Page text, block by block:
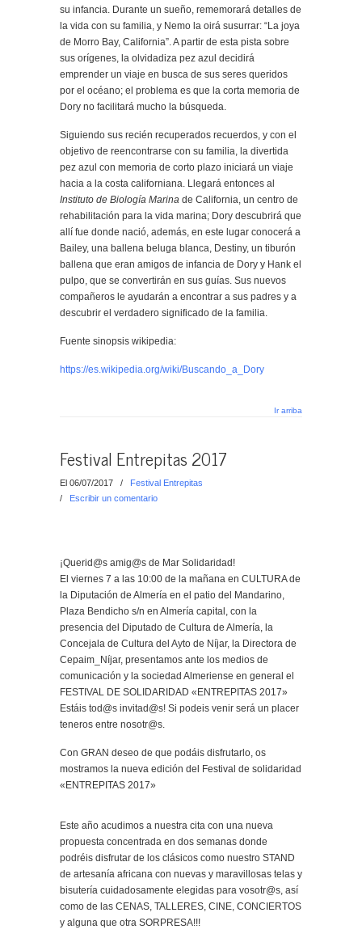
su infancia. Durante un sueño, rememorará detalles de
la vida con su familia, y Nemo la oirá susurrar: “La joya
de Morro Bay, California”. A partir de esta pista sobre
sus orígenes, la olvidadiza pez azul decidirá
emprender un viaje en busca de sus seres queridos
por el océano; el problema es que la corta memoria de
Dory no facilitará mucho la búsqueda.
Siguiendo sus recién recuperados recuerdos, y con el
objetivo de reencontrarse con su familia, la divertida
pez azul con memoria de corto plazo iniciará un viaje
hacia a la costa californiana. Llegará entonces al
Instituto de Biología Marina de California, un centro de
rehabilitación para la vida marina; Dory descubrirá que
allí fue donde nació, además, en este lugar conocerá a
Bailey, una ballena beluga blanca, Destiny, un tiburón
ballena que eran amigos de infancia de Dory y Hank el
pulpo, que se convertirán en sus guías. Sus nuevos
compañeros le ayudarán a encontrar a sus padres y a
descubrir el verdadero significado de la familia.
Fuente sinopsis wikipedia:
https://es.wikipedia.org/wiki/Buscando_a_Dory
Ir arriba
Festival Entrepitas 2017
El 06/07/2017 /
Festival Entrepitas
/ Escribir un comentario
¡Querid@s amig@s de Mar Solidaridad!
El viernes 7 a las 10:00 de la mañana en CULTURA de
la Diputación de Almería en el patio del Mandarino,
Plaza Bendicho s/n en Almería capital, con la
presencia del Diputado de Cultura de Almería, la
Concejala de Cultura del Ayto de Níjar, la Directora de
Cepaim_Níjar, presentamos ante los medios de
comunicación y la sociedad Almeriense en general el
FESTIVAL DE SOLIDARIDAD «ENTREPITAS 2017»
Estáis tod@s invitad@s! Si podeis venir será un placer
teneros entre nosotr@s.
Con GRAN deseo de que podáis disfrutarlo, os
mostramos la nueva edición del Festival de solidaridad
«ENTREPITAS 2017»
Este año acudimos a nuestra cita con una nueva
propuesta concentrada en dos semanas donde
podréis disfrutar de los clásicos como nuestro STAND
de artesanía africana con nuevas y maravillosas telas y
bisutería cuidadosamente elegidas para vosotr@s, así
como de las CENAS, TALLERES, CINE, CONCIERTOS
y alguna que otra SORPRESA!!!